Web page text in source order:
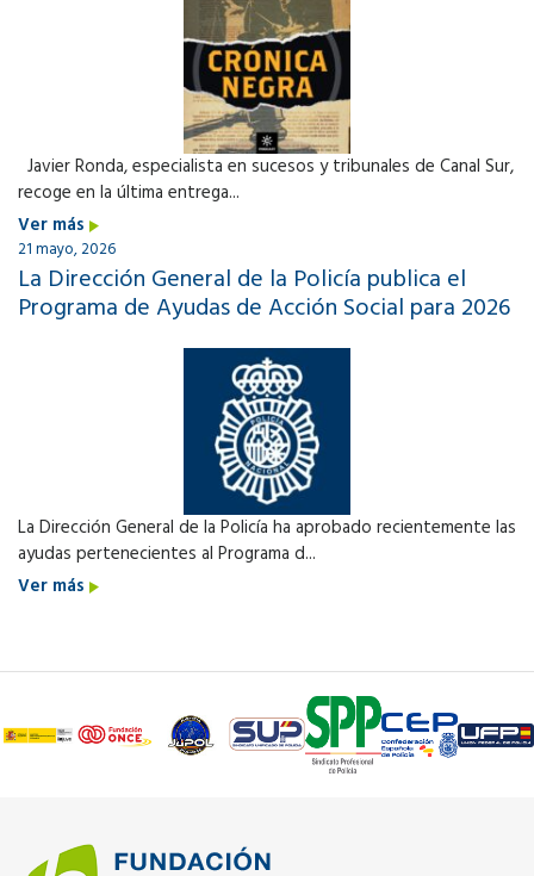
Javier Ronda, especialista en sucesos y tribunales de Canal Sur,
recoge en la última entrega...
Ver más
21 mayo, 2026
La Dirección General de la Policía publica el
Programa de Ayudas de Acción Social para 2026
La Dirección General de la Policía ha aprobado recientemente las
ayudas pertenecientes al Programa d...
Ver más